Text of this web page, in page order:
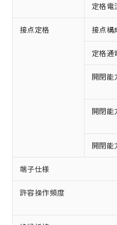
定格電
接点定格 接点構
定格通
開閉能
開閉能
開閉能
端子仕様
許容操作頻度
ご利用条
以下の条件をお
ご利用ください
本サービ
商品の当
(税抜)を
当社制御
ことをご
在庫状況
記載して
タに基づ
対応予定：EU
有に対応した製
対応予定なし：
非含有に非対応
定はありません
調査・確認中：
非含有の対応状
非該当品：ライ
害物質有無と関
仕入先様の事情
いたものが、含
むを得ず変更す
鉛(Pb) 1000ppm以
※1 中国
「○」：最大均
基準値以下であ
「×」：最大均
基準値を超えて
「－」：未確認
い合わせください
*中国RoHS10物質の
当社は、
為替およ
（以下｢規
または国
国政府の